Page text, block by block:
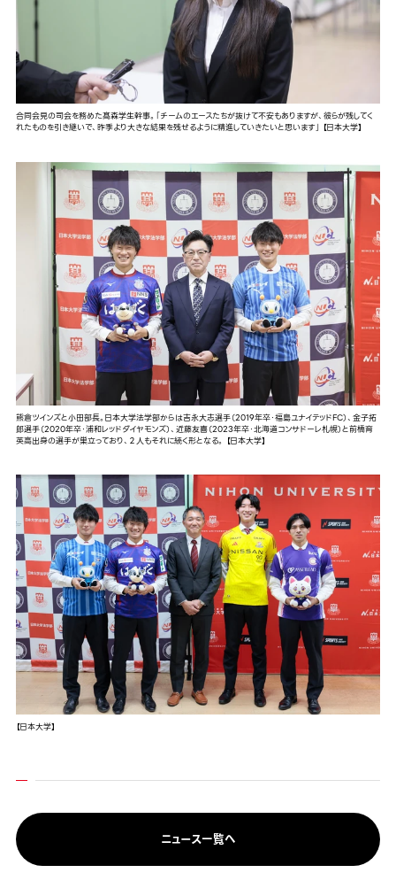
合同会見の司会を務めた髙森学生幹事。「チームのエースたちが抜けて不安もありますが、彼らが残してく
れたものを引き継いで、昨季より大きな結果を残せるように精進していきたいと思います」 【日本大学】
熊倉ツインズと小田部長。日本大学法学部からは吉永大志選手（2019年卒・福島ユナイテッドFC）、金子拓
郎選手（2020年卒・浦和レッドダイヤモンズ）、近藤友喜（2023年卒・北海道コンサドーレ札幌）と前橋育
英高出身の選手が巣立っており、２人もそれに続く形となる。 【日本大学】
【日本大学】
ニュース一覧へ